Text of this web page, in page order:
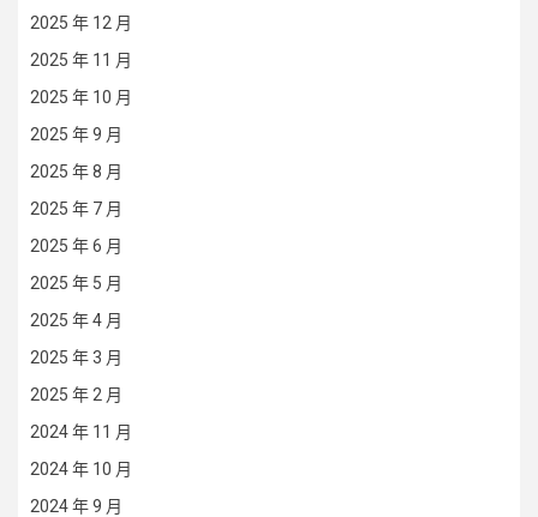
2025 年 12 月
2025 年 11 月
2025 年 10 月
2025 年 9 月
2025 年 8 月
2025 年 7 月
2025 年 6 月
2025 年 5 月
2025 年 4 月
2025 年 3 月
2025 年 2 月
2024 年 11 月
2024 年 10 月
2024 年 9 月